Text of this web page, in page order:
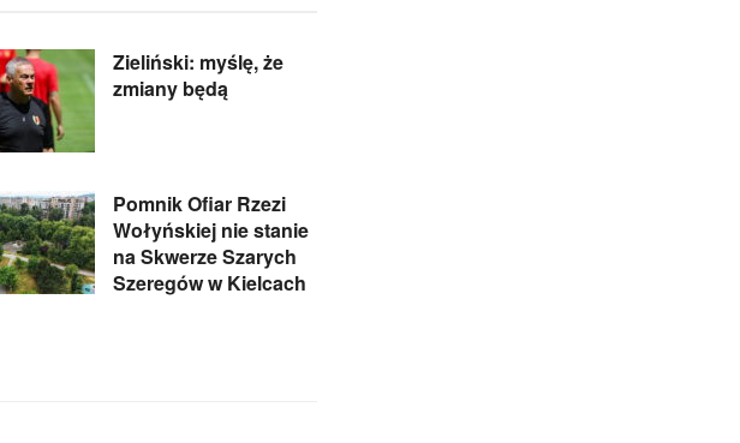
Zieliński: myślę, że
zmiany będą
Pomnik Ofiar Rzezi
Wołyńskiej nie stanie
na Skwerze Szarych
Szeregów w Kielcach